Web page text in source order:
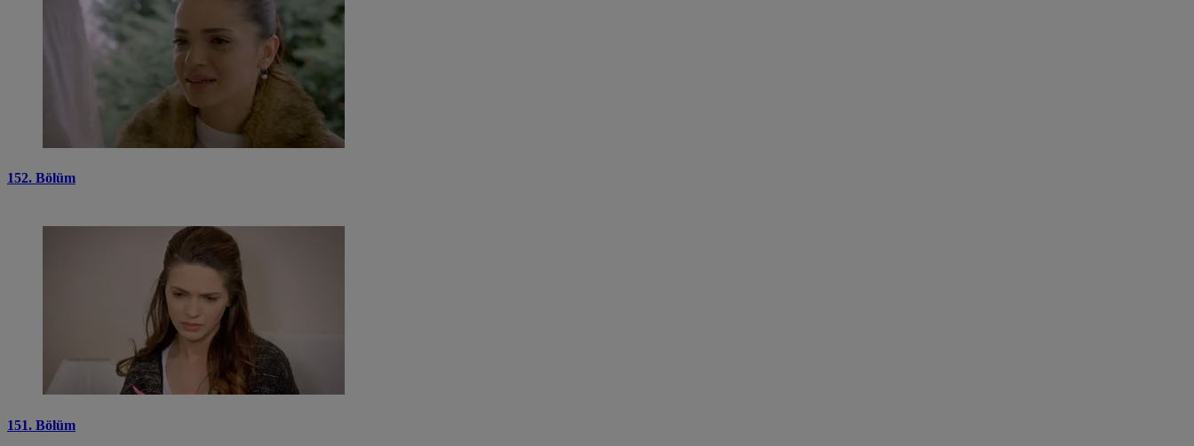
152. Bölüm
151. Bölüm